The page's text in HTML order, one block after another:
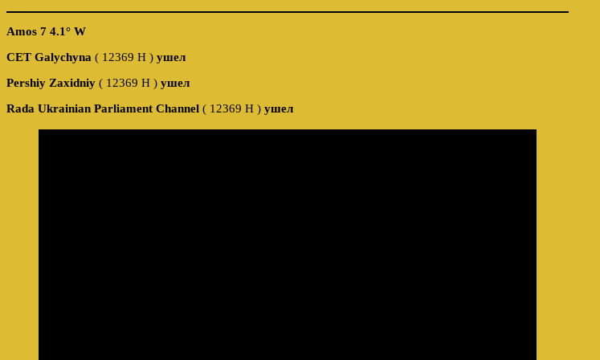
Amos 7 4.1° W
CET Galychyna ( 12369 H ) ушел
Pershiy Zaxidniy ( 12369 H ) ушел
Rada Ukrainian Parliament Channel ( 12369 H ) ушел